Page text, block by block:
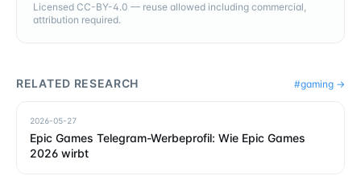
Licensed CC-BY-4.0 — reuse allowed including commercial,
attribution required.
RELATED RESEARCH #gaming →
2026-05-27
Epic Games Telegram-Werbeprofil: Wie Epic Games
2026 wirbt